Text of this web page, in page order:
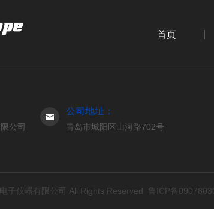
首页
公司
公司地址：
青岛市城阳区山河路702号
子仪器有限公司 All Rights Reserved 鲁ICP备